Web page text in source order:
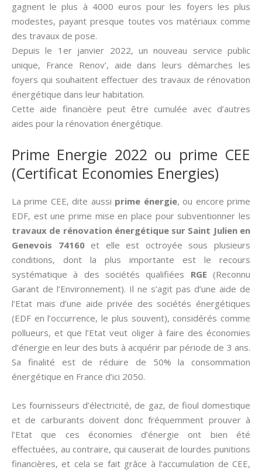
gagnent le plus à 4000 euros pour les foyers les plus
modestes, payant presque toutes vos matériaux comme
des travaux de pose.
Depuis le 1er janvier 2022, un nouveau service public
unique, France Renov’, aide dans leurs démarches les
foyers qui souhaitent effectuer des travaux de rénovation
énergétique dans leur habitation.
Cette aide financière peut être cumulée avec d’autres
aides pour la rénovation énergétique.
Prime Energie 2022 ou prime CEE
(Certificat Economies Energies)
La prime CEE, dite aussi­ prime énergie, ou encore prime
EDF, est une prime mise en place pour subventionner les
travaux de rénovation énergétique sur Saint Julien en
Genevois 74160et elle est octroyée sous plusieurs
conditions, dont la plus importante est le recours
systématique à des sociétés qualifiées RGE (Reconnu
Garant de l’Environnement). Il ne s’agit pas d’une aide de
l’Etat mais d’une aide privée des sociétés énergétiques
(EDF en l’occurrence, le plus souvent), considérés comme
pollueurs, et que l’Etat veut oliger à faire des économies
d’énergie en leur des buts à acquérir par période de 3 ans.
Sa finalité est de réduire de 50% la consommation
énergétique en France d’ici 2050.
Les fournisseurs d’électricité, de gaz, de fioul domestique
et de carburants doivent donc fréquemment prouver à
l’Etat que ces économies d’énergie ont bien été
effectuées, au contraire, qui causerait de lourdes punitions
financières, et cela se fait grâce à l’accumulation de CEE,